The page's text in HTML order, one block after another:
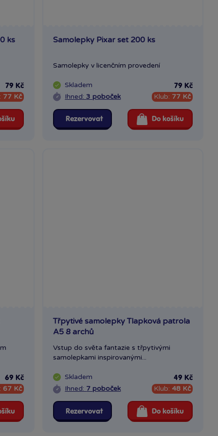
ks
79 Kč
77 Kč
Samolepky Pixar set 200 ks
Samolepky v licenčním provedení
Skladem
Ihned:3 poboček
79 Kč
Klub: 77 Kč
Rezervovat Do košíku
69 Kč
67 Kč
Třpytivé samolepky Tlapková patrola
A5 8 archů
Vstup do světa fantazie s třpytivými
samolepkami inspirovanými...
Skladem
Ihned: 7 poboček
49 Kč
Klub: 48 Kč
Rezervovat Do košíku